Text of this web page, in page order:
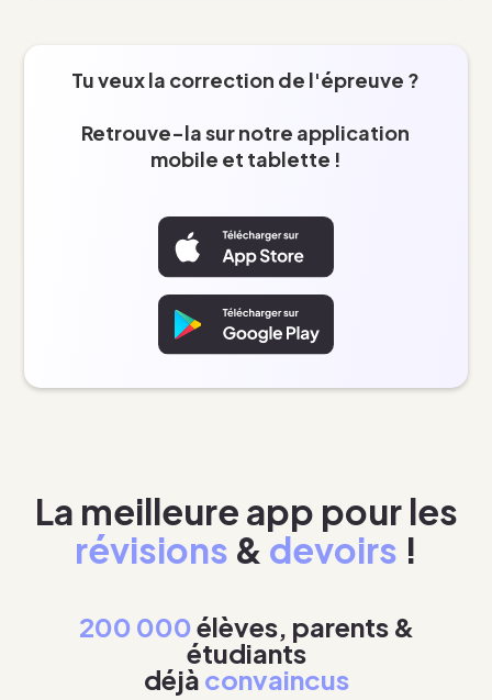
Tu veux la correction de l'épreuve ?
Retrouve-la sur notre application
mobile et tablette !
La meilleure app pour les
révisions & devoirs !
200 000élèves, parents &
étudiants
déjà convaincus